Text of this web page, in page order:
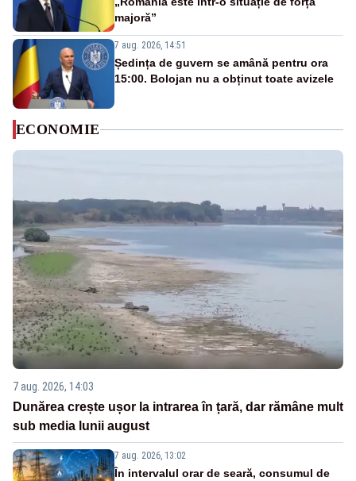
majoră”
7 aug. 2026, 14:51
Ședința de guvern se amână pentru ora
15:00. Bolojan nu a obținut toate avizele
ECONOMIE
7 aug. 2026, 14:03
Dunărea crește ușor la intrarea în țară, dar rămâne mult
sub media lunii august
7 aug. 2026, 13:02
În intervalul orar de seară, consumul de